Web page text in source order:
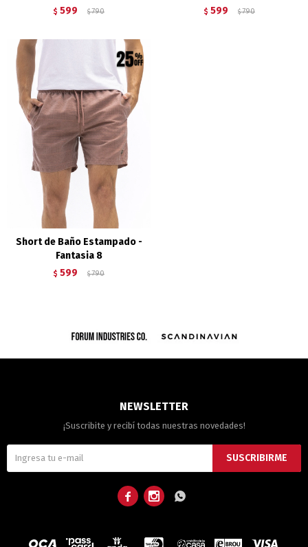
$ 599 $ 790 $ 599 $ 790
Short de Baño Estampado -
Fantasia 8
$ 599 $ 790
NEWSLETTER
¡Suscribite y recibí todas nuestras novedades!
SUSCRIBIRME
  